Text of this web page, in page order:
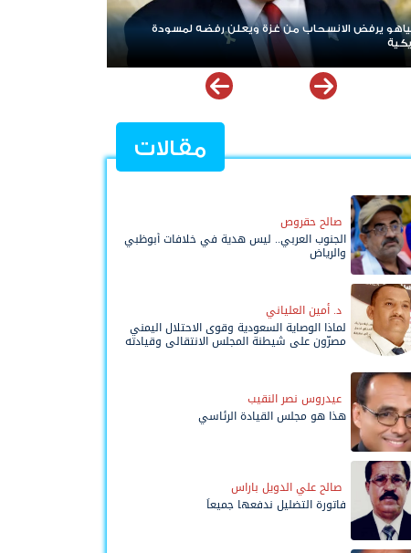
ويعلن رفضه لمسودة
ردا على «خروقات» حزب الله.. إسرائيل تشن
لبنان
مقالات
صالح حقروص
الجنوب العربي.. ليس هدية في خلافات أبوظبي
والرياض
د. أمين العلياني
لماذا الوصاية السعودية وقوى الاحتلال اليمني
مصرّون على شيطنة المجلس الانتقالي وقيادته
عيدروس نصر النقيب
هذا هو مجلس القيادة الرئاسي
صالح علي الدويل باراس
فاتورة التضليل ندفعها جميعاً